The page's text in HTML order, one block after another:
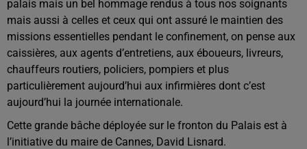
palais mais un bel hommage rendus à tous nos soignants
mais aussi à celles et ceux qui ont assuré le maintien des
missions essentielles pendant le confinement, on pense aux
caissières, aux agents d’entretiens, aux éboueurs, livreurs,
chauffeurs routiers, policiers, pompiers et plus
particulièrement aujourd’hui aux infirmières dont c’est
aujourd’hui la journée internationale.
Cette grande bâche déployée sur le fronton du Palais est à
l’initiative du maire de Cannes, David Lisnard.